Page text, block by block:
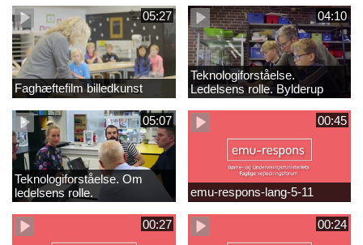
05:27
Faghæftefilm billedkunst
04:10
Teknologiforståelse.
Ledelsens rolle. Bylderup
Skole
05:07
Teknologiforståelse. Om
ledelsens rolle.
Sofiendalskolen
00:45
emu-respons-lang-5-11
00:27 00:24